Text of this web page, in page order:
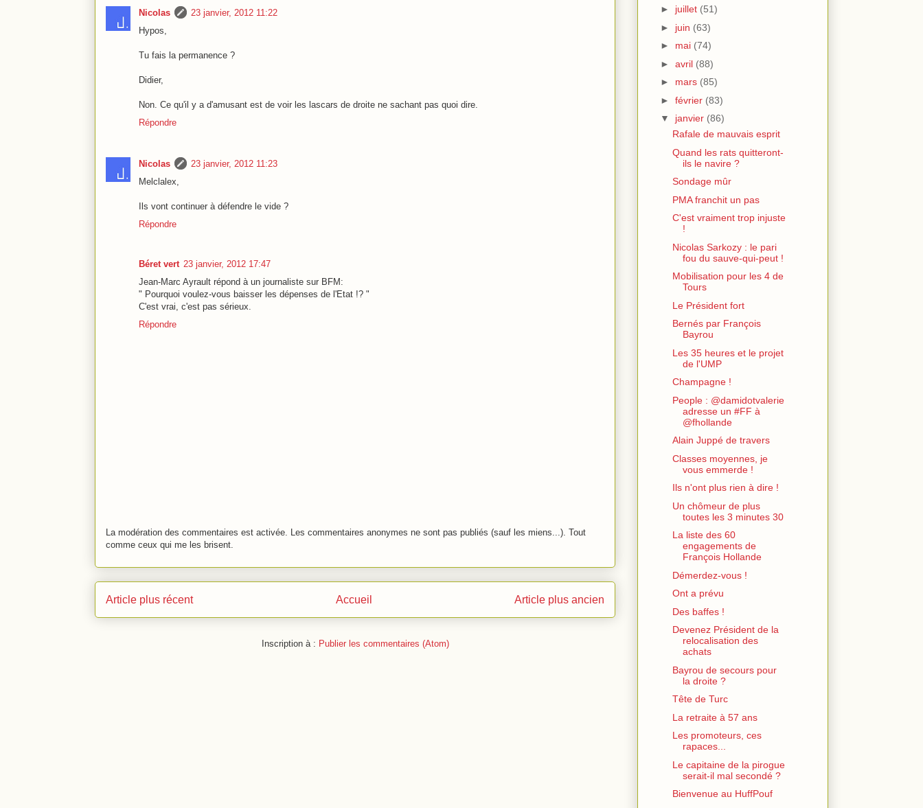
Nicolas
23 janvier, 2012 11:22
Hypos,
Tu fais la permanence ?
Didier,
Non. Ce qu'il y a d'amusant est de voir les lascars de droite ne sachant pas quoi dire.
Répondre
Nicolas
23 janvier, 2012 11:23
Melclalex,
Ils vont continuer à défendre le vide ?
Répondre
Béret vert 23 janvier, 2012 17:47
Jean-Marc Ayrault répond à un journaliste sur BFM:
" Pourquoi voulez-vous baisser les dépenses de l'Etat !? "
C'est vrai, c'est pas sérieux.
Répondre
La modération des commentaires est activée. Les commentaires anonymes ne sont pas publiés (sauf les miens...). Tout
comme ceux qui me les brisent.
Article plus récent Article plus ancien
Accueil
Inscription à : Publier les commentaires (Atom)
► juillet (51)
► juin (63)
► mai (74)
► avril (88)
► mars (85)
► février (83)
▼ janvier (86)
Rafale de mauvais esprit
Quand les rats quitteront-
ils le navire ?
Sondage mûr
PMA franchit un pas
C'est vraiment trop injuste
!
Nicolas Sarkozy : le pari
fou du sauve-qui-peut !
Mobilisation pour les 4 de
Tours
Le Président fort
Bernés par François
Bayrou
Les 35 heures et le projet
de l'UMP
Champagne !
People : @damidotvalerie
adresse un #FF à
@fhollande
Alain Juppé de travers
Classes moyennes, je
vous emmerde !
Ils n'ont plus rien à dire !
Un chômeur de plus
toutes les 3 minutes 30
La liste des 60
engagements de
François Hollande
Démerdez-vous !
Ont a prévu
Des baffes !
Devenez Président de la
relocalisation des
achats
Bayrou de secours pour
la droite ?
Tête de Turc
La retraite à 57 ans
Les promoteurs, ces
rapaces...
Le capitaine de la pirogue
serait-il mal secondé ?
Bienvenue au HuffPouf